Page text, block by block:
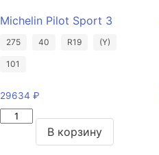
Michelin Pilot Sport 3
275 40 R19 (Y)
101
29634 ₽
Количество
Michelin
В корзину